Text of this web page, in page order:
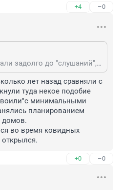
+4 –0
ОНИ ТАМ уже порешали задолго до "слушаний", ибо площадку под кодовым названием "пустырь" чуть ли не с осени ровняли.
лет назад сравняли с
туда некое подобие
минимальными
планированием
домов.
во время ковидных
открылся.
+0 –0